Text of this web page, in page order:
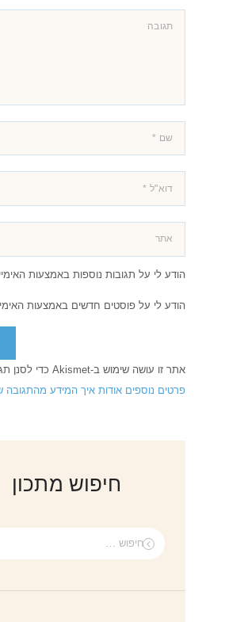
הודע לי על תגובות נוספות באמצעות
הודע לי על פוסטים חדשים באמצעות
אתר זו עושה שימוש ב-Akismet כדי לסנן תגובות זבל.
פרטים נוספים אודות איך המידע מהתגובה
חיפוש מתכון
חיפוש: